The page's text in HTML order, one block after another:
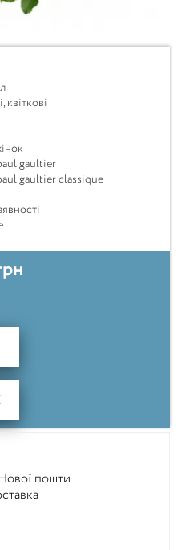
квіткові
gaultier
gaultier classique
пошти